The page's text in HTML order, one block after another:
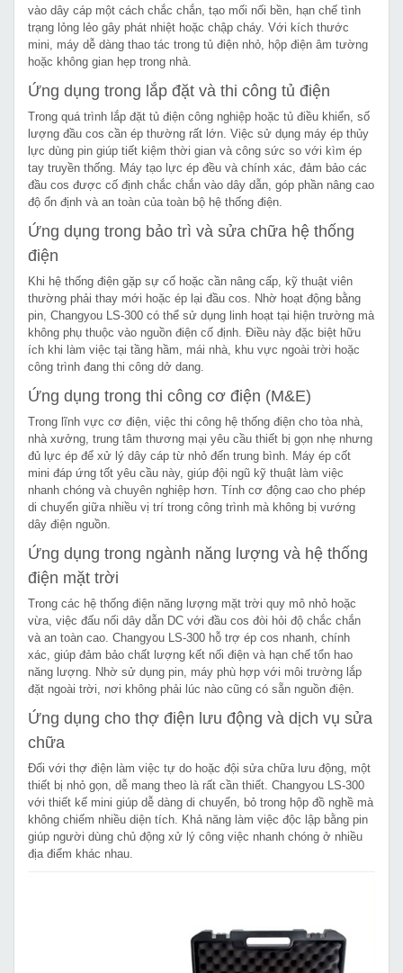
vào dây cáp một cách chắc chắn, tạo mối nối bền, hạn chế tình
trạng lỏng lẻo gây phát nhiệt hoặc chập cháy. Với kích thước
mini, máy dễ dàng thao tác trong tủ điện nhỏ, hộp điện âm tường
hoặc không gian hẹp trong nhà.
Ứng dụng trong lắp đặt và thi công tủ điện
Trong quá trình lắp đặt tủ điện công nghiệp hoặc tủ điều khiển, số
lượng đầu cos cần ép thường rất lớn. Việc sử dụng máy ép thủy
lực dùng pin giúp tiết kiệm thời gian và công sức so với kìm ép
tay truyền thống. Máy tạo lực ép đều và chính xác, đảm bảo các
đầu cos được cố định chắc chắn vào dây dẫn, góp phần nâng cao
độ ổn định và an toàn của toàn bộ hệ thống điện.
Ứng dụng trong bảo trì và sửa chữa hệ thống
điện
Khi hệ thống điện gặp sự cố hoặc cần nâng cấp, kỹ thuật viên
thường phải thay mới hoặc ép lại đầu cos. Nhờ hoạt động bằng
pin, Changyou LS-300 có thể sử dụng linh hoạt tại hiện trường mà
không phụ thuộc vào nguồn điện cố định. Điều này đặc biệt hữu
ích khi làm việc tại tầng hầm, mái nhà, khu vực ngoài trời hoặc
công trình đang thi công dở dang.
Ứng dụng trong thi công cơ điện (M&E)
Trong lĩnh vực cơ điện, việc thi công hệ thống điện cho tòa nhà,
nhà xưởng, trung tâm thương mại yêu cầu thiết bị gọn nhẹ nhưng
đủ lực ép để xử lý dây cáp từ nhỏ đến trung bình. Máy ép cốt
mini đáp ứng tốt yêu cầu này, giúp đội ngũ kỹ thuật làm việc
nhanh chóng và chuyên nghiệp hơn. Tính cơ động cao cho phép
di chuyển giữa nhiều vị trí trong công trình mà không bị vướng
dây điện nguồn.
Ứng dụng trong ngành năng lượng và hệ thống
điện mặt trời
Trong các hệ thống điện năng lượng mặt trời quy mô nhỏ hoặc
vừa, việc đấu nối dây dẫn DC với đầu cos đòi hỏi độ chắc chắn
và an toàn cao. Changyou LS-300 hỗ trợ ép cos nhanh, chính
xác, giúp đảm bảo chất lượng kết nối điện và hạn chế tổn hao
năng lượng. Nhờ sử dụng pin, máy phù hợp với môi trường lắp
đặt ngoài trời, nơi không phải lúc nào cũng có sẵn nguồn điện.
Ứng dụng cho thợ điện lưu động và dịch vụ sửa
chữa
Đối với thợ điện làm việc tự do hoặc đội sửa chữa lưu động, một
thiết bị nhỏ gọn, dễ mang theo là rất cần thiết. Changyou LS-300
với thiết kế mini giúp dễ dàng di chuyển, bỏ trong hộp đồ nghề mà
không chiếm nhiều diện tích. Khả năng làm việc độc lập bằng pin
giúp người dùng chủ động xử lý công việc nhanh chóng ở nhiều
địa điểm khác nhau.